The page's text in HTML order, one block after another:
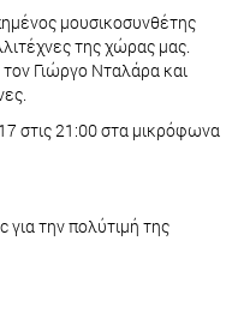
μουσικοσυνθέτης
της χώρας μας.
Γιώργο Νταλάρα και
στις 21:00 στα μικρόφωνα
την πολύτιμή της